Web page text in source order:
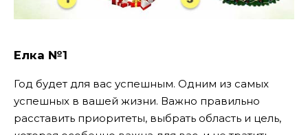
Елка №1
Год будет для вас успешным. Одним из самых
успешных в вашей жизни. Важно правильно
расставить приоритеты, выбрать область и цель,